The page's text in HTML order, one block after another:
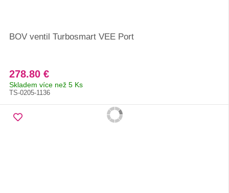
BOV ventil Turbosmart VEE Port
278.80 €
Skladem více než 5 Ks
TS-0205-1136